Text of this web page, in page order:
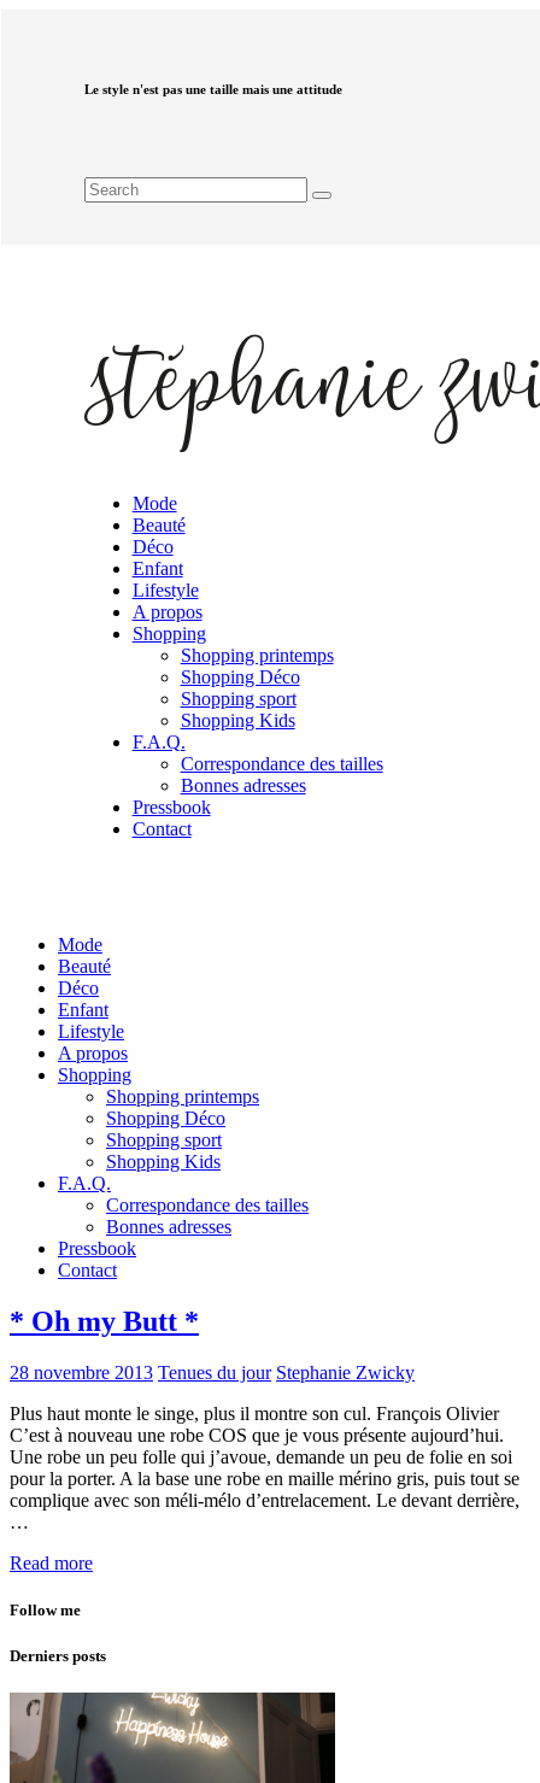
Le style n'est pas une taille mais une attitude
Mode
Beauté
Déco
Enfant
Lifestyle
A propos
Shopping
Shopping printemps
Shopping Déco
Shopping sport
Shopping Kids
F.A.Q.
Correspondance des tailles
Bonnes adresses
Pressbook
Contact
Mode
Beauté
Déco
Enfant
Lifestyle
A propos
Shopping
Shopping printemps
Shopping Déco
Shopping sport
Shopping Kids
F.A.Q.
Correspondance des tailles
Bonnes adresses
Pressbook
Contact
* Oh my Butt *
28 novembre 2013 Tenues du jour Stephanie Zwicky
Plus haut monte le singe, plus il montre son cul. François Olivier
C’est à nouveau une robe COS que je vous présente aujourd’hui.
Une robe un peu folle qui j’avoue, demande un peu de folie en soi
pour la porter. A la base une robe en maille mérino gris, puis tout se
complique avec son méli-mélo d’entrelacement. Le devant derrière,
…
Read more
Follow me
Derniers posts